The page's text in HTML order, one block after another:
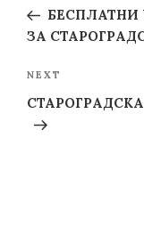
PostБЕСПЛАТНИ
ЗА
Next
Post
NEXT